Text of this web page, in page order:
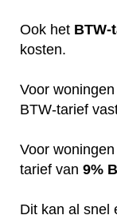
Ook het BTW-
kosten.
Voor
BTW-tarief
Voor woningen
tarief van 9%
Dit kan al snel